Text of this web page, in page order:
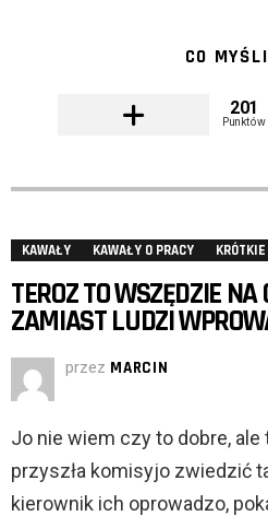
CO
201
Punktów
KAWAŁY KAWAŁY O PRACY KRÓTKIE
TEROZ TO WSZĘDZIE
ZAMIAST LUDZI
przez MARCIN
Jo nie wiem czy to dobre,
przyszła komisyjo zwiedzić
kierownik ich oprowadzo,